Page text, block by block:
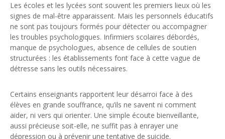
Les écoles et les lycées sont souvent les premiers lieux où les
signes de mal-être apparaissent. Mais les personnels éducatifs
ne sont pas toujours formés pour détecter ou accompagner
les troubles psychologiques. Infirmiers scolaires débordés,
manque de psychologues, absence de cellules de soutien
structurées : les établissements font face à cette vague de
détresse sans les outils nécessaires.
Certains enseignants rapportent leur désarroi face à des
élèves en grande souffrance, qu’ils ne savent ni comment
aider, ni vers qui orienter. Une simple écoute bienveillante,
aussi précieuse soit-elle, ne suffit pas à enrayer une
dépression ou à prévenir une tentative de suicide.